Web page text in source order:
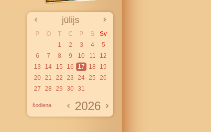
jūlijs
P O T C P S
Sv
1
2 3 4
5
6
7 8 9 10 11
12
13
14 15 16 17 18
19
20 21 22 23 24 25
26
27
28 29 30 31
šodiena 2026